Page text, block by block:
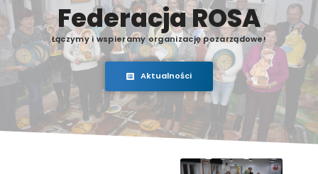
Federacja ROSA
Łączymy i wspieramy organizację pozarządowe!
Aktualności